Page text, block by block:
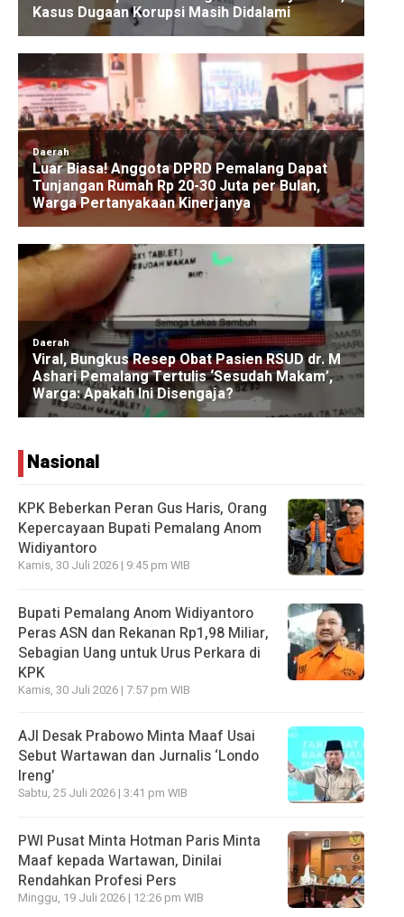
Nasional
KPK Beberkan Peran Gus Haris, Orang
Kepercayaan Bupati Pemalang Anom
Widiyantoro
Kamis, 30 Juli 2026 | 9:45 pm WIB
Bupati Pemalang Anom Widiyantoro
Peras ASN dan Rekanan Rp1,98 Miliar,
Sebagian Uang untuk Urus Perkara di
KPK
Kamis, 30 Juli 2026 | 7:57 pm WIB
AJI Desak Prabowo Minta Maaf Usai
Sebut Wartawan dan Jurnalis ‘Londo
Ireng’
Sabtu, 25 Juli 2026 | 3:41 pm WIB
PWI Pusat Minta Hotman Paris Minta
Maaf kepada Wartawan, Dinilai
Rendahkan Profesi Pers
Minggu, 19 Juli 2026 | 12:26 pm WIB